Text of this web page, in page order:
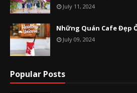
July 11, 2024
Những Quán Cafe Đẹp
July 09, 2024
Popular Posts